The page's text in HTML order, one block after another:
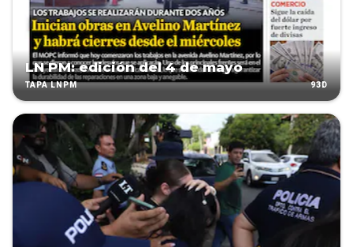
LN PM: edición del 4 de mayo
TAPA LNPM 93D